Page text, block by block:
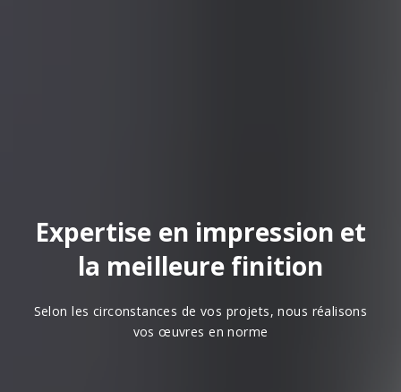
Expertise en impression et
la meilleure finition
Selon les circonstances de vos projets, nous réalisons
vos œuvres en norme